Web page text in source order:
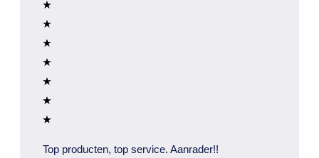
Top producten, top service. Aanrader!!